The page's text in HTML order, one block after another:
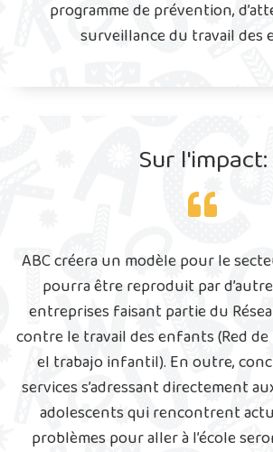
programme de prévention,
surveillance du travail des
Sur l'impact:
ABC créera un modèle pour le
pourra être reproduit par
entreprises faisant partie du
contre le travail des enfants (Red
el trabajo infantil). En outre,
services s’adressant directement
adolescents qui rencontrent
problèmes pour aller à l’école